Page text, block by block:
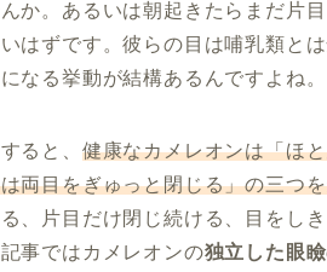
か。あるいは朝起きたらまだ片
はずです。彼らの目は哺乳類と
なる挙動が結構あるんですよね。
ると、 健康なカメレオンは「ほ
両目をぎゅっと閉じる」の三つ
、片目だけ閉じ続ける、目をし
事ではカメレオンの独立した眼